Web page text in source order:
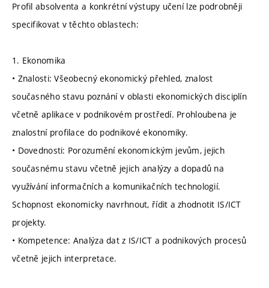
Profil absolventa a konkrétní výstupy učení lze podrobněji
specifikovat v těchto oblastech:
1. Ekonomika
• Znalosti: Všeobecný ekonomický přehled, znalost
současného stavu poznání v oblasti ekonomických disciplín
včetně aplikace v podnikovém prostředí. Prohloubena je
znalostní profilace do podnikové ekonomiky.
• Dovednosti: Porozumění ekonomickým jevům, jejich
současnému stavu včetně jejich analýzy a dopadů na
využívání informačních a komunikačních technologií.
Schopnost ekonomicky navrhnout, řídit a zhodnotit IS/ICT
projekty.
• Kompetence: Analýza dat z IS/ICT a podnikových procesů
včetně jejich interpretace.